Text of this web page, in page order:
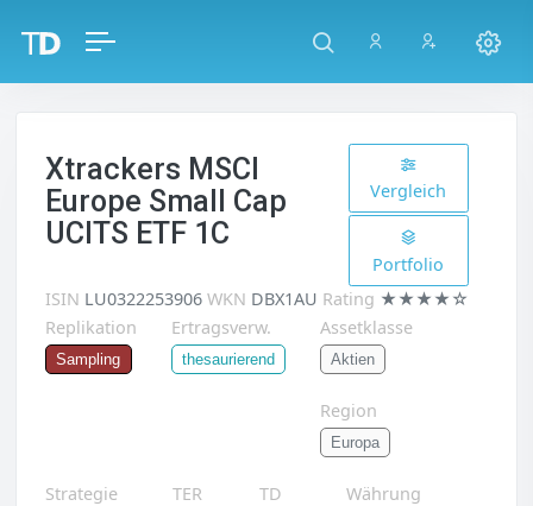
Xtrackers MSCI
Europe Small Cap
UCITS ETF 1C
Vergleich
Portfolio
ISIN LU0322253906 WKN DBX1AU Rating ★★★★☆
Replikation
Sampling
Ertragsverw.
thesaurierend
Assetklasse
Aktien
Region
Europa
Strategie
TER
TD
Währung